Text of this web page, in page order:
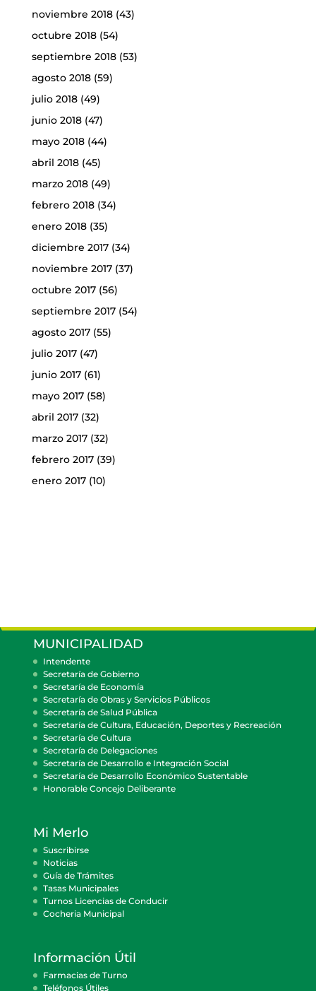
noviembre 2018(43)
octubre 2018(54)
septiembre 2018(53)
agosto 2018(59)
julio 2018(49)
junio 2018(47)
mayo 2018(44)
abril 2018(45)
marzo 2018(49)
febrero 2018(34)
enero 2018(35)
diciembre 2017(34)
noviembre 2017(37)
octubre 2017(56)
septiembre 2017(54)
agosto 2017(55)
julio 2017(47)
junio 2017(61)
mayo 2017(58)
abril 2017(32)
marzo 2017(32)
febrero 2017(39)
enero 2017(10)
MUNICIPALIDAD
Intendente
Secretaría de Gobierno
Secretaría de Economía
Secretaría de Obras y Servicios Públicos
Secretaría de Salud Pública
Secretaría de Cultura, Educación, Deportes y Recreación
Secretaría de Cultura
Secretaría de Delegaciones
Secretaría de Desarrollo e Integración Social
Secretaría de Desarrollo Económico Sustentable
Honorable Concejo Deliberante
Mi Merlo
Suscribirse
Noticias
Guía de Trámites
Tasas Municipales
Turnos Licencias de Conducir
Cocheria Municipal
Información Útil
Farmacias de Turno
Teléfonos Útiles